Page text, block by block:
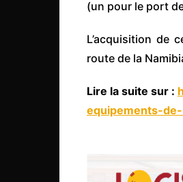
(un pour le port
L’acquisition de
route de la
Lire la suite sur :
equipements-